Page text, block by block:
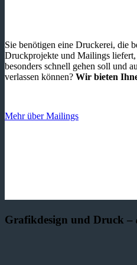
Sie benötigen eine Druckerei, die
Druckprojekte und Mailings
besonders schnell gehen soll und
verlassen können? Wir bieten
Mehr über Mailings
Grafikdesign und Druck –